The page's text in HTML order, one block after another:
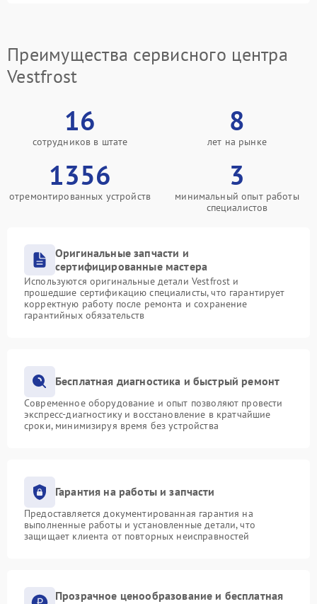
Преимущества сервисного центра
Vestfrost
16
сотрудников в штате
8
лет на рынке
1356
отремонтированных устройств
3
минимальный опыт работы
специалистов
Оригинальные запчасти и
сертифицированные мастера
Используются оригинальные детали Vestfrost и
прошедшие сертификацию специалисты, что гарантирует
корректную работу после ремонта и сохранение
гарантийных обязательств
Бесплатная диагностика и быстрый ремонт
Современное оборудование и опыт позволяют провести
экспресс-диагностику и восстановление в кратчайшие
сроки, минимизируя время без устройства
Гарантия на работы и запчасти
Предоставляется документированная гарантия на
выполненные работы и установленные детали, что
защищает клиента от повторных неисправностей
Прозрачное ценообразование и бесплатная